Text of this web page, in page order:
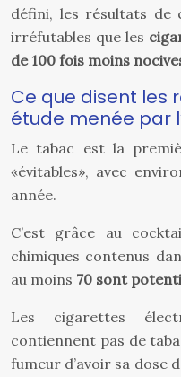
défini, les résultats de
irréfutables que les
de 100 fois moins
Ce que disent les
étude menée par
Le tabac est la
«évitables», avec
année.
C’est grâce au
chimiques contenus
au moins 70 sont
Les cigarettes
contiennent pas de
fumeur d’avoir sa dose